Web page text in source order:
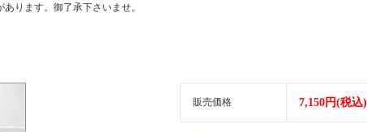
ます。御了承下さいませ。
販売価格 7,150円(税込)